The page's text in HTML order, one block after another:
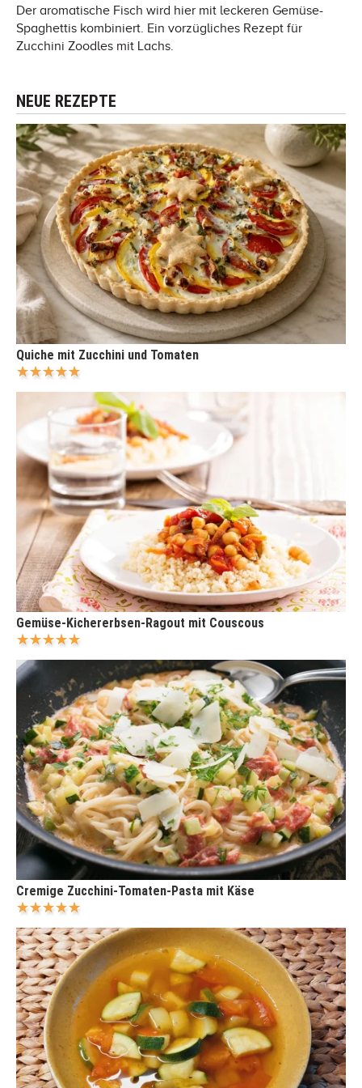
Der aromatische Fisch wird hier mit leckeren Gemüse-
Spaghettis kombiniert. Ein vorzügliches Rezept für
Zucchini Zoodles mit Lachs.
NEUE REZEPTE
Quiche mit Zucchini und Tomaten
Gemüse-Kichererbsen-Ragout mit Couscous
Cremige Zucchini-Tomaten-Pasta mit Käse